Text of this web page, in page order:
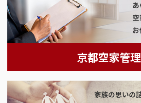
京都空家管理